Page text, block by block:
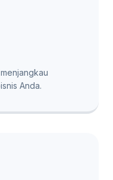
Anda.